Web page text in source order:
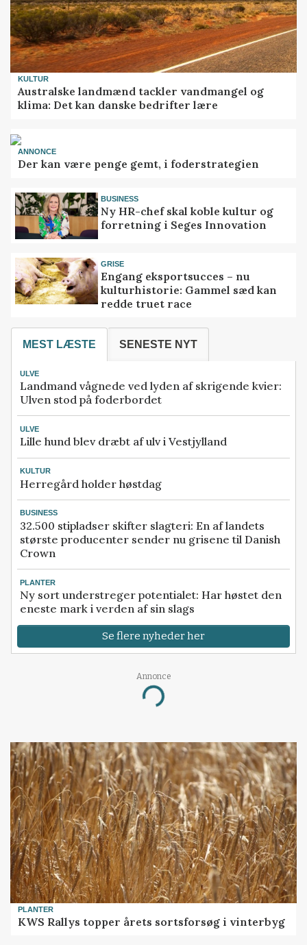
KULTUR
Australske landmænd tackler vandmangel og
klima: Det kan danske bedrifter lære
ANNONCE
Der kan være penge gemt, i foderstrategien
BUSINESS
Ny HR-chef skal koble kultur og
forretning i Seges Innovation
GRISE
Engang eksportsucces – nu
kulturhistorie: Gammel sæd kan
redde truet race
MEST LÆSTE SENESTE NYT
ULVE
Landmand vågnede ved lyden af skrigende kvier:
Ulven stod på foderbordet
ULVE
Lille hund blev dræbt af ulv i Vestjylland
KULTUR
Herregård holder høstdag
BUSINESS
32.500 stipladser skifter slagteri: En af landets
største producenter sender nu grisene til Danish
Crown
PLANTER
Ny sort understreger potentialet: Har høstet den
eneste mark i verden af sin slags
Se flere nyheder her
Annonce
Loading...
PLANTER
KWS Rallys topper årets sortsforsøg i vinterbyg